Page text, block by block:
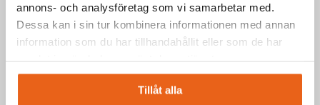
annons- och analysföretag som vi samarbetar med.
Dessa kan i sin tur kombinera informationen med annan
information som du har tillhandahållit eller som de har
Tillåt alla